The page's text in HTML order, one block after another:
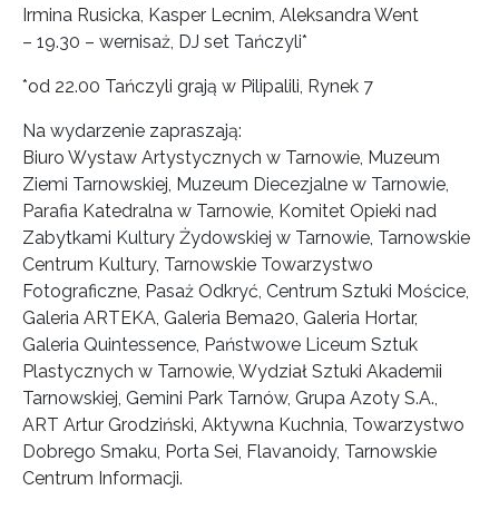
Irmina Rusicka, Kasper Lecnim, Aleksandra Went
– 19.30 – wernisaż, DJ set Tańczyli*
*od 22.00 Tańczyli grają w Pilipalili, Rynek 7
Na wydarzenie zapraszają:
Biuro Wystaw Artystycznych w Tarnowie, Muzeum
Ziemi Tarnowskiej, Muzeum Diecezjalne w Tarnowie,
Parafia Katedralna w Tarnowie, Komitet Opieki nad
Zabytkami Kultury Żydowskiej w Tarnowie, Tarnowskie
Centrum Kultury, Tarnowskie Towarzystwo
Fotograficzne, Pasaż Odkryć, Centrum Sztuki Mościce,
Galeria ARTEKA, Galeria Bema20, Galeria Hortar,
Galeria Quintessence, Państwowe Liceum Sztuk
Plastycznych w Tarnowie, Wydział Sztuki Akademii
Tarnowskiej, Gemini Park Tarnów, Grupa Azoty S.A.,
ART Artur Grodziński, Aktywna Kuchnia, Towarzystwo
Dobrego Smaku, Porta Sei, Flavanoidy, Tarnowskie
Centrum Informacji.